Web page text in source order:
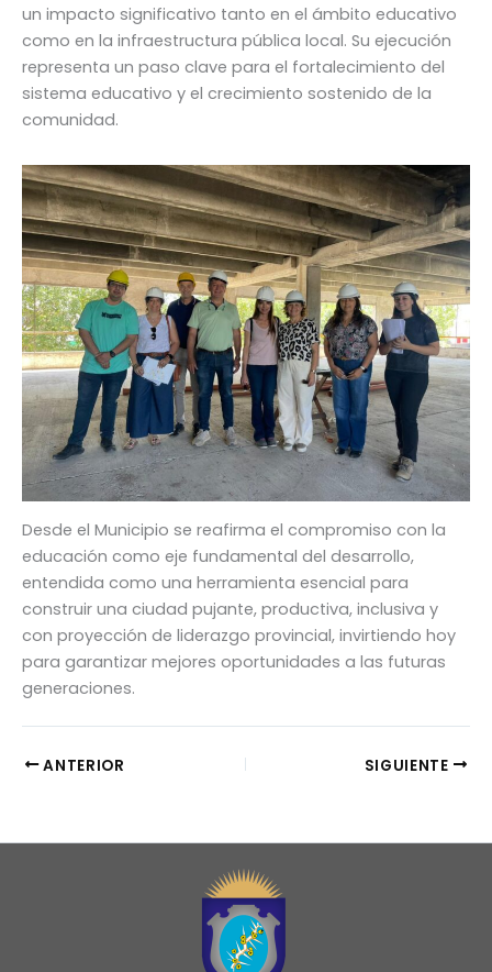
un impacto significativo tanto en el ámbito educativo
como en la infraestructura pública local. Su ejecución
representa un paso clave para el fortalecimiento del
sistema educativo y el crecimiento sostenido de la
comunidad.
Desde el Municipio se reafirma el compromiso con la
educación como eje fundamental del desarrollo,
entendida como una herramienta esencial para
construir una ciudad pujante, productiva, inclusiva y
con proyección de liderazgo provincial, invirtiendo hoy
para garantizar mejores oportunidades a las futuras
generaciones.
ANTERIOR SIGUIENTE